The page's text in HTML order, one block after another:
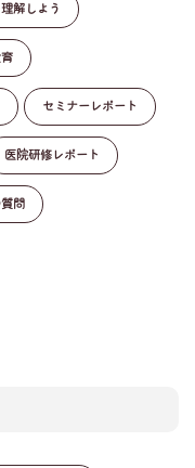
解しよう
セミナーレポート
医院研修レポート
問